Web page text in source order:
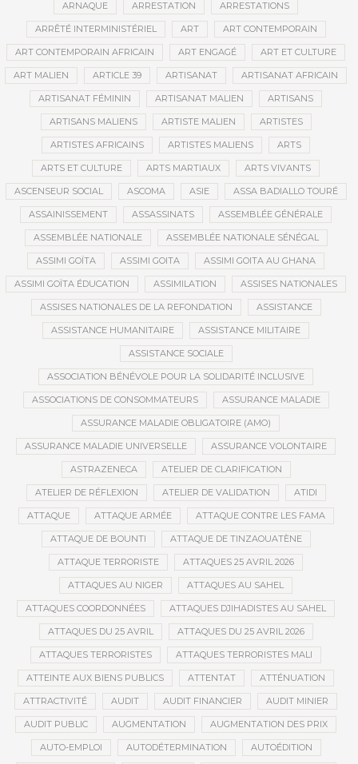
ARNAQUE ARRESTATION ARRESTATIONS
ARRÊTÉ INTERMINISTÉRIEL ART ART CONTEMPORAIN
ART CONTEMPORAIN AFRICAIN ART ENGAGÉ ART ET CULTURE
ART MALIEN ARTICLE 39 ARTISANAT ARTISANAT AFRICAIN
ARTISANAT FÉMININ ARTISANAT MALIEN ARTISANS
ARTISANS MALIENS ARTISTE MALIEN ARTISTES
ARTISTES AFRICAINS ARTISTES MALIENS ARTS
ARTS ET CULTURE ARTS MARTIAUX ARTS VIVANTS
ASCENSEUR SOCIAL ASCOMA ASIE ASSA BADIALLO TOURÉ
ASSAINISSEMENT ASSASSINATS ASSEMBLÉE GÉNÉRALE
ASSEMBLÉE NATIONALE ASSEMBLÉE NATIONALE SÉNÉGAL
ASSIMI GOÏTA ASSIMI GOITA ASSIMI GOITA AU GHANA
ASSIMI GOÏTA ÉDUCATION ASSIMILATION ASSISES NATIONALES
ASSISES NATIONALES DE LA REFONDATION ASSISTANCE
ASSISTANCE HUMANITAIRE ASSISTANCE MILITAIRE
ASSISTANCE SOCIALE
ASSOCIATION BÉNÉVOLE POUR LA SOLIDARITÉ INCLUSIVE
ASSOCIATIONS DE CONSOMMATEURS ASSURANCE MALADIE
ASSURANCE MALADIE OBLIGATOIRE (AMO)
ASSURANCE MALADIE UNIVERSELLE ASSURANCE VOLONTAIRE
ASTRAZENECA ATELIER DE CLARIFICATION
ATELIER DE RÉFLEXION ATELIER DE VALIDATION ATIDI
ATTAQUE ATTAQUE ARMÉE ATTAQUE CONTRE LES FAMA
ATTAQUE DE BOUNTI ATTAQUE DE TINZAOUATÈNE
ATTAQUE TERRORISTE ATTAQUES 25 AVRIL 2026
ATTAQUES AU NIGER ATTAQUES AU SAHEL
ATTAQUES COORDONNÉES ATTAQUES DJIHADISTES AU SAHEL
ATTAQUES DU 25 AVRIL ATTAQUES DU 25 AVRIL 2026
ATTAQUES TERRORISTES ATTAQUES TERRORISTES MALI
ATTEINTE AUX BIENS PUBLICS ATTENTAT ATTÉNUATION
ATTRACTIVITÉ AUDIT AUDIT FINANCIER AUDIT MINIER
AUDIT PUBLIC AUGMENTATION AUGMENTATION DES PRIX
AUTO-EMPLOI AUTODÉTERMINATION AUTOÉDITION